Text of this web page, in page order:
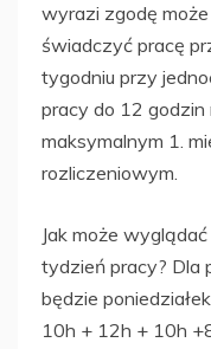
wyrazi zgodę
świadczyć pracę
tygodniu przy
pracy do 12 godzin
maksymalnym 1.
rozliczeniowym.
Jak może
tydzień pracy? Dla
będzie
10h + 12h + 10h